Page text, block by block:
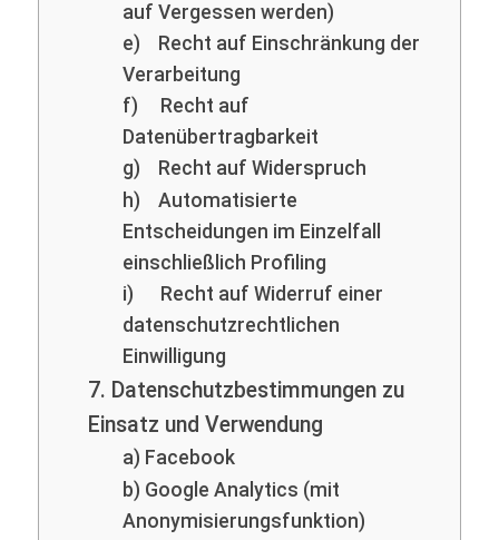
auf Vergessen werden)
e) Recht auf Einschränkung der
Verarbeitung
f) Recht auf
Datenübertragbarkeit
g) Recht auf Widerspruch
h) Automatisierte
Entscheidungen im Einzelfall
einschließlich Profiling
i) Recht auf Widerruf einer
datenschutzrechtlichen
Einwilligung
7. Datenschutzbestimmungen zu
Einsatz und Verwendung
a) Facebook
b) Google Analytics (mit
Anonymisierungsfunktion)